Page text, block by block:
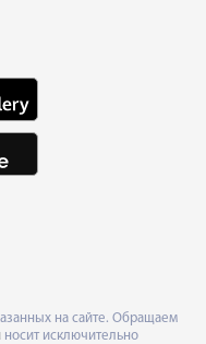
на сайте. Обращаем
носит исключительно